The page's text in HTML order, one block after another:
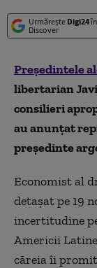
Urmărește Digi24
Discover
Preşedintele
libertarian
consilieri
au anunţat
președinte
Economist al
detaşat pe 19
incertitudine
Americii
căreia îi